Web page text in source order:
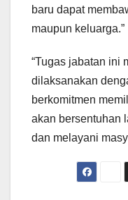
baru dapat
maupun keluarga.”
“Tugas jabatan ini
dilaksanakan
berkomitmen
akan bersentuhan
dan melayani